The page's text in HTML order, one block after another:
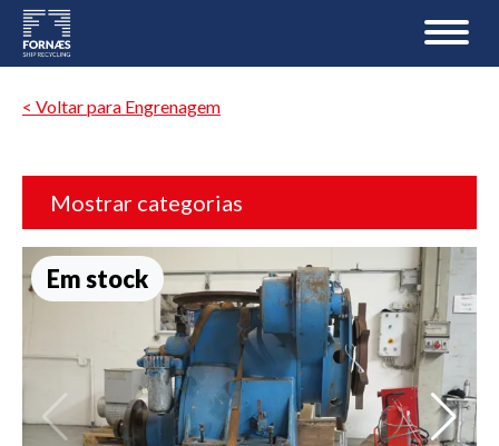
< Voltar para Engrenagem
Mostrar categorias
Em stock